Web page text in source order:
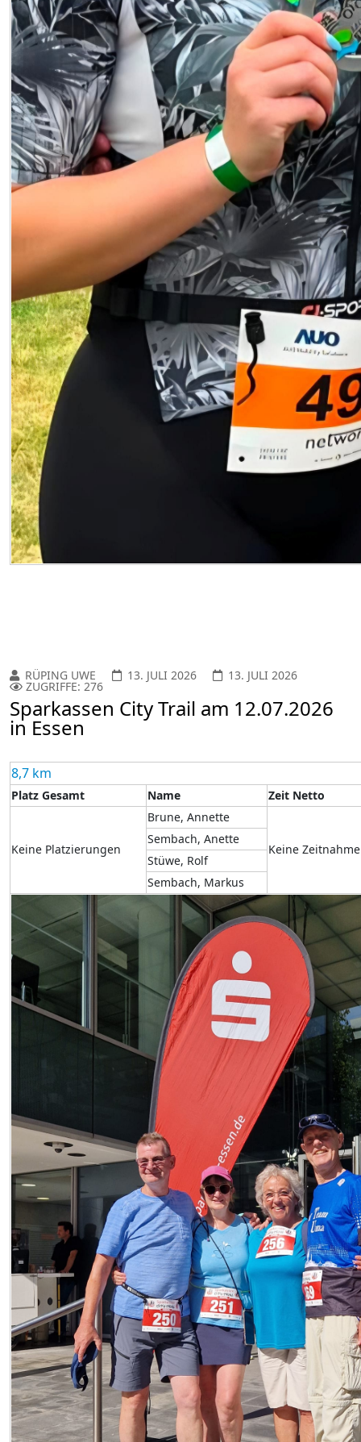
RÜPING UWE 13. JULI 2026 13. JULI 2026
ZUGRIFFE: 276
Sparkassen City Trail am 12.07.2026
in Essen
8,7 km
Platz Gesamt Name Zeit Netto
Keine Platzierungen
Brune, Annette
Keine Zeitnahme
Sembach, Anette
Stüwe, Rolf
Sembach, Markus